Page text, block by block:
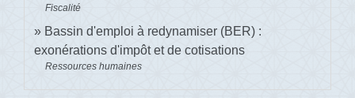
Fiscalité
Bassin d'emploi à redynamiser (BER) :
exonérations d'impôt et de cotisations
Ressources humaines